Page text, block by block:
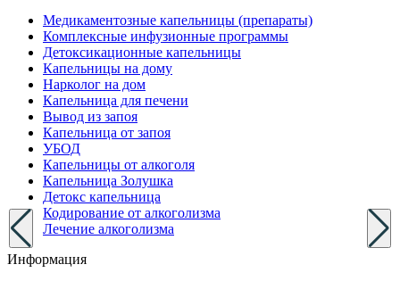
Медикаментозные капельницы (препараты)
Комплексные инфузионные программы
Детоксикационные капельницы
Капельницы на дому
Нарколог на дом
Капельница для печени
Вывод из запоя
Капельница от запоя
УБОД
Капельницы от алкоголя
Капельница Золушка
Детокс капельница
Кодирование от алкоголизма
Лечение алкоголизма
Информация